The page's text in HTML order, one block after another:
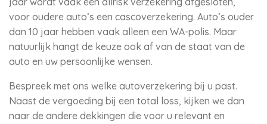
voor oudere auto’s een cascoverzekering. Auto’s ouder
dan 10 jaar hebben vaak alleen een WA-polis. Maar
natuurlijk hangt de keuze ook af van de staat van de
auto en uw persoonlijke wensen.
Bespreek met ons welke autoverzekering bij u past.
Naast de vergoeding bij een total loss, kijken we dan
naar de andere dekkingen die voor u relevant en